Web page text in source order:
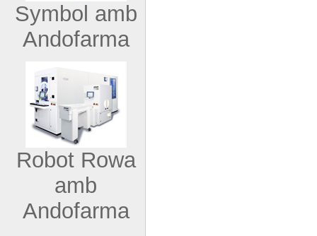
Symbol amb
Andofarma
Robot Rowa
amb
Andofarma